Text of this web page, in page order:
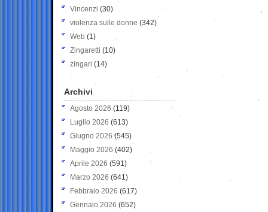
Vincenzi (30)
violenza sulle donne (342)
Web (1)
Zingaretti (10)
zingari (14)
Archivi
Agosto 2026 (119)
Luglio 2026 (613)
Giugno 2026 (545)
Maggio 2026 (402)
Aprile 2026 (591)
Marzo 2026 (641)
Febbraio 2026 (617)
Gennaio 2026 (652)